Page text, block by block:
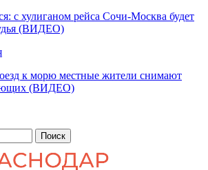
с хулиганом рейса Сочи-Москва будет
(ВИДЕО)
к морю местные жители снимают
(ВИДЕО)